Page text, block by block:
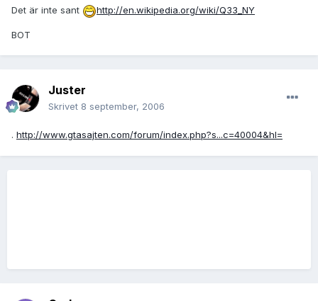
Det är inte sant http://en.wikipedia.org/wiki/Q33_NY
BOT
Juster
Skrivet 8 september, 2006
. http://www.gtasajten.com/forum/index.php?s...c=40004&hl=